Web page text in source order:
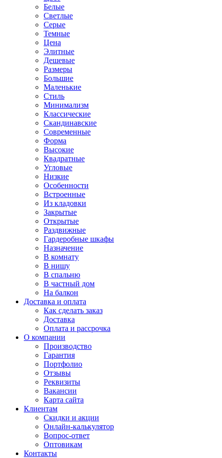
Белые
Светлые
Серые
Темные
Цена
Элитные
Дешевые
Размеры
Большие
Маленькие
Стиль
Минимализм
Классические
Скандинавские
Современные
Форма
Высокие
Квадратные
Угловые
Низкие
Особенности
Встроенные
Из кладовки
Закрытые
Открытые
Раздвижные
Гардеробные шкафы
Назначение
В комнату
В нишу
В спальню
В частный дом
На балкон
Доставка и оплата
Как сделать заказ
Доставка
Оплата и рассрочка
О компании
Производство
Гарантия
Портфолио
Отзывы
Реквизиты
Вакансии
Карта сайта
Клиентам
Скидки и акции
Онлайн-калькулятор
Вопрос-ответ
Оптовикам
Контакты